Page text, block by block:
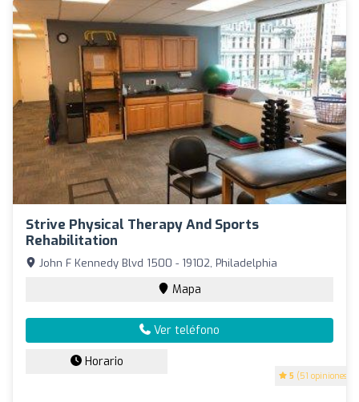
Strive Physical Therapy And Sports
Rehabilitation
5 (51 opiniones)
John F Kennedy Blvd 1500 - 19102, Philadelphia
Mapa
Ver teléfono
Horario